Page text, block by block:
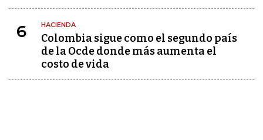
6 HACIENDA
Colombia sigue como el segundo país
de la Ocde donde más aumenta el
costo de vida